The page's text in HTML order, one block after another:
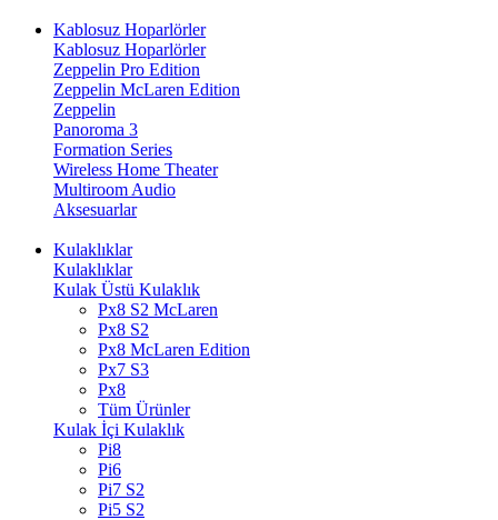
Kablosuz Hoparlörler
Kablosuz Hoparlörler
Zeppelin Pro Edition
Zeppelin McLaren Edition
Zeppelin
Panoroma 3
Formation Series
Wireless Home Theater
Multiroom Audio
Aksesuarlar
Kulaklıklar
Kulaklıklar
Kulak Üstü Kulaklık
Px8 S2 McLaren
Px8 S2
Px8 McLaren Edition
Px7 S3
Px8
Tüm Ürünler
Kulak İçi Kulaklık
Pi8
Pi6
Pi7 S2
Pi5 S2